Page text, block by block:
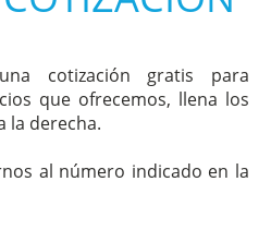
cotización gratis para
que ofrecemos, llena los
la derecha.
al número indicado en la